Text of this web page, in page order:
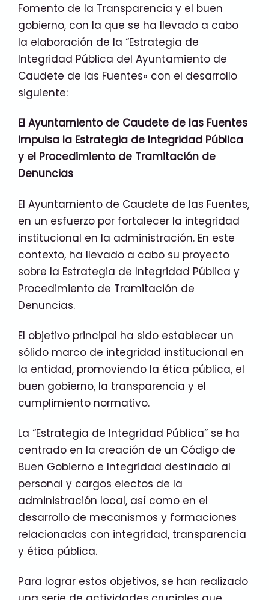
Fomento de la Transparencia y el buen
gobierno, con la que se ha llevado a cabo
la elaboración de la “Estrategia de
Integridad Pública del Ayuntamiento de
Caudete de las Fuentes» con el desarrollo
siguiente:
El Ayuntamiento de Caudete de las Fuentes
impulsa la Estrategia de Integridad Pública
y el Procedimiento de Tramitación de
Denuncias
El Ayuntamiento de Caudete de las Fuentes,
en un esfuerzo por fortalecer la integridad
institucional en la administración. En este
contexto, ha llevado a cabo su proyecto
sobre la Estrategia de Integridad Pública y
Procedimiento de Tramitación de
Denuncias.
El objetivo principal ha sido establecer un
sólido marco de integridad institucional en
la entidad, promoviendo la ética pública, el
buen gobierno, la transparencia y el
cumplimiento normativo.
La “Estrategia de Integridad Pública” se ha
centrado en la creación de un Código de
Buen Gobierno e Integridad destinado al
personal y cargos electos de la
administración local, así como en el
desarrollo de mecanismos y formaciones
relacionadas con integridad, transparencia
y ética pública.
Para lograr estos objetivos, se han realizado